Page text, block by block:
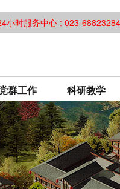
小时服务中心 : 023-
群工作 科研教学